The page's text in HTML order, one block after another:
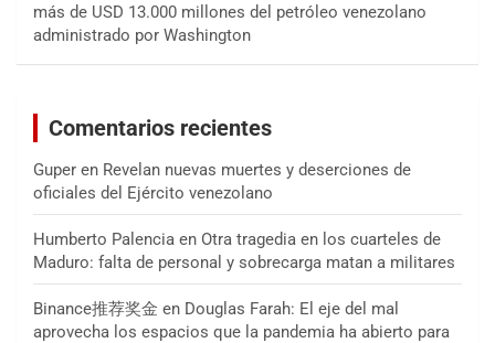
más de USD 13.000 millones del petróleo venezolano
administrado por Washington
Comentarios recientes
Guper en Revelan nuevas muertes y deserciones de
oficiales del Ejército venezolano
Humberto Palencia en Otra tragedia en los cuarteles de
Maduro: falta de personal y sobrecarga matan a militares
Binance推荐奖金 en Douglas Farah: El eje del mal
aprovecha los espacios que la pandemia ha abierto para